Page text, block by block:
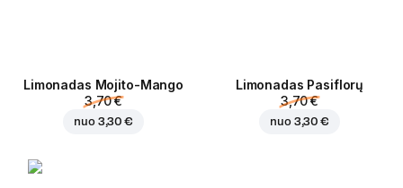
Limonadas Mojito-Mango
3,70 €
nuo 3,30 €
Limonadas Pasiflorų
3,70 €
nuo 3,30 €